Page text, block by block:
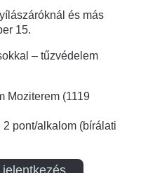
és más
15.
– tűzvédelem
Moziterem (1119
2 pont/alkalom (bírálati